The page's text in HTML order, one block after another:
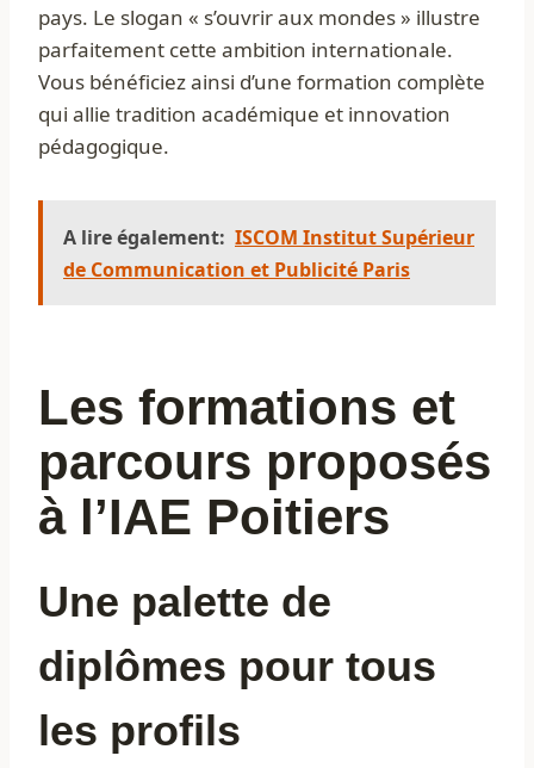
pays. Le slogan « s’ouvrir aux mondes » illustre
parfaitement cette ambition internationale.
Vous bénéficiez ainsi d’une formation complète
qui allie tradition académique et innovation
pédagogique.
A lire également: ISCOM Institut Supérieur
de Communication et Publicité Paris
Les formations et
parcours proposés
à l’IAE Poitiers
Une palette de
diplômes pour tous
les profils